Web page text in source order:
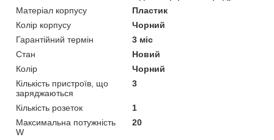
Матеріал корпусу
Пластик
Колір корпусу
Чорний
Гарантійний термін
3 міс
Стан
Новий
Колір
Чорний
Кількість пристроїв, що
заряджаються
3
Кількість розеток
1
Максимальна потужність
W
20